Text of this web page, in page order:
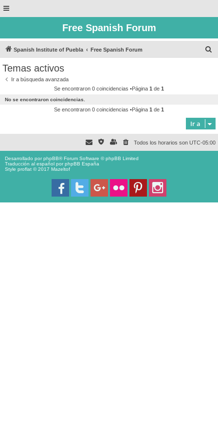
Free Spanish Forum
Spanish Institute of Puebla Free Spanish Forum
Temas activos
Ir a búsqueda avanzada
Se encontraron 0 coincidencias •Página 1 de 1
No se encontraron coincidencias.
Se encontraron 0 coincidencias •Página 1 de 1
Ir a
Todos los horarios son UTC-05:00
Desarrollado porphpBB® Forum Software © phpBB Limited
Traducción al español porphpBB España
Style proflat © 2017 Mazeltof